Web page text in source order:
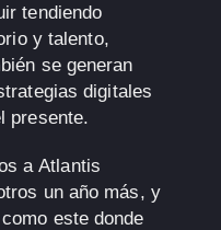
tendiendo
y talento,
se generan
digitales
presente.
aAtlantis
un año más, y
este donde